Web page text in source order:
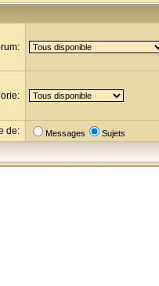
de: Messages Sujets